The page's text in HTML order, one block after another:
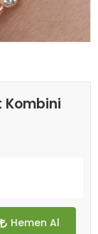
Kombini
Hemen Al